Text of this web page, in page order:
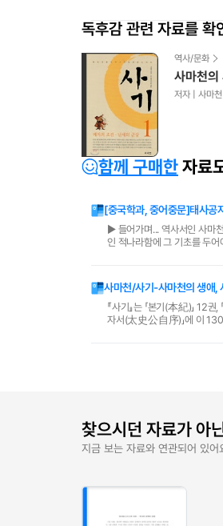
독후감 관련 자료를 확
역사/문화
사마천의
저자 | 사마천
함께 구매한자료
[중국학과, 중어중문]태사공
▶ 들어가며... 역사서인 사마천의 사기를 문학적 접근으로 바라보는 작업은 꽤나 생경한 일임에 분명하였다. 문학에 대한 접근은 문학이 가지고 있는 사상적
인 적나라함에 그 기초를 두
사마천/사기-사마천의 생애,
『사기』는 「본기(本紀)」 12
자서(太史公自序)」에 이 130권(편)의 주제를 간단히 기
찾으시던 자료가 아
지금 보는 자료와 연관되어 있어